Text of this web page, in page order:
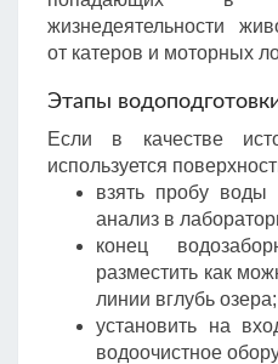
жизнедеятельности
от катеров и моторных
Этапы
Если в качестве
используется
взять пробу воды
анализ в
конец
разместить как
линии вглубь озера;
установить на
водоочистное